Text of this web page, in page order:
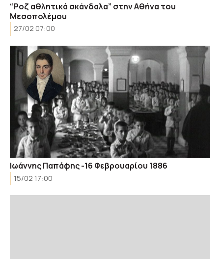
“Ροζ αθλητικά σκάνδαλα” στην Αθήνα του
Μεσοπολέμου
27/02 07:00
Ιωάννης Παπάφης -16 Φεβρουαρίου 1886
15/02 17:00